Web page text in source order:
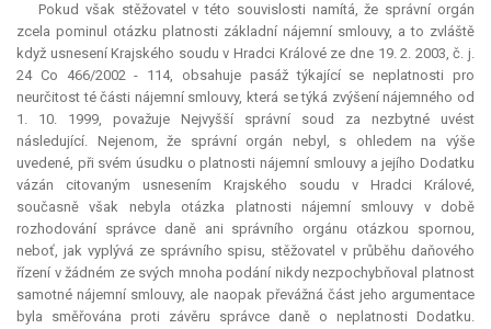
Pokud však stěžovatel v této souvislosti namítá, že správní orgán
zcela pominul otázku platnosti základní nájemní smlouvy, a to zvláště
když usnesení Krajského soudu v Hradci Králové ze dne 19. 2. 2003, č. j.
24 Co 466/2002 - 114, obsahuje pasáž týkající se neplatnosti pro
neurčitost té části nájemní smlouvy, která se týká zvýšení nájemného od
1. 10. 1999, považuje Nejvyšší správní soud za nezbytné uvést
následující. Nejenom, že správní orgán nebyl, s ohledem na výše
uvedené, při svém úsudku o platnosti nájemní smlouvy a jejího Dodatku
vázán citovaným usnesením Krajského soudu v Hradci Králové,
současně však nebyla otázka platnosti nájemní smlouvy v době
rozhodování správce daně ani správního orgánu otázkou spornou,
neboť, jak vyplývá ze správního spisu, stěžovatel v průběhu daňového
řízení v žádném ze svých mnoha podání nikdy nezpochybňoval platnost
samotné nájemní smlouvy, ale naopak převážná část jeho argumentace
byla směřována proti závěru správce daně o neplatnosti Dodatku.